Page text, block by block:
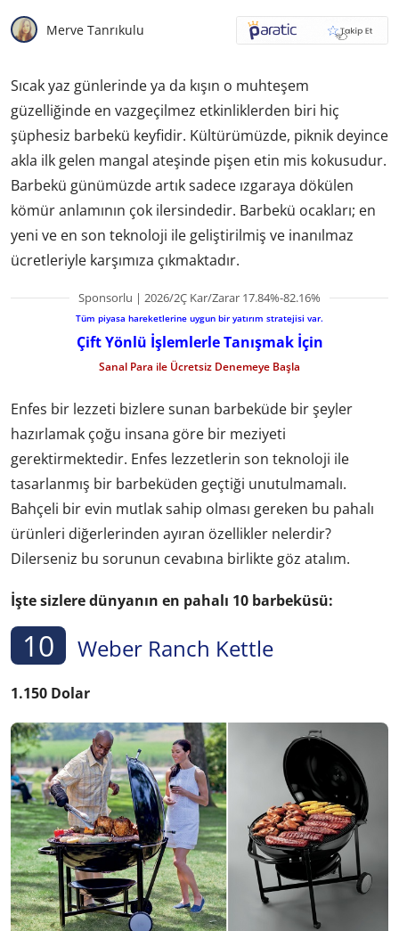
Merve Tanrıkulu
Sıcak yaz günlerinde ya da kışın o muhteşem
güzelliğinde en vazgeçilmez etkinliklerden biri hiç
şüphesiz barbekü keyfidir. Kültürümüzde, piknik deyince
akla ilk gelen mangal ateşinde pişen etin mis kokusudur.
Barbekü günümüzde artık sadece ızgaraya dökülen
kömür anlamının çok ilersindedir. Barbekü ocakları; en
yeni ve en son teknoloji ile geliştirilmiş ve inanılmaz
ücretleriyle karşımıza çıkmaktadır.
Sponsorlu | 2026/2Ç Kar/Zarar 17.84%-82.16%
Tüm piyasa hareketlerine uygun bir yatırım stratejisi var.
Çift Yönlü İşlemlerle Tanışmak İçin
Sanal Para ile Ücretsiz Denemeye Başla
Enfes bir lezzeti bizlere sunan barbeküde bir şeyler
hazırlamak çoğu insana göre bir meziyeti
gerektirmektedir. Enfes lezzetlerin son teknoloji ile
tasarlanmış bir barbeküden geçtiği unutulmamalı.
Bahçeli bir evin mutlak sahip olması gereken bu pahalı
ürünleri diğerlerinden ayıran özellikler nelerdir?
Dilerseniz bu sorunun cevabına birlikte göz atalım.
İşte sizlere dünyanın en pahalı 10 barbeküsü:
10 Weber Ranch Kettle
1.150 Dolar